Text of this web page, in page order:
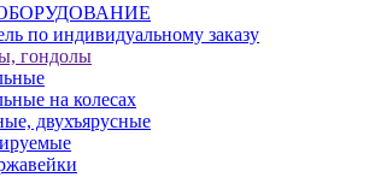
по индивидуальному заказу
гондолы
на колесах
двухъярусные